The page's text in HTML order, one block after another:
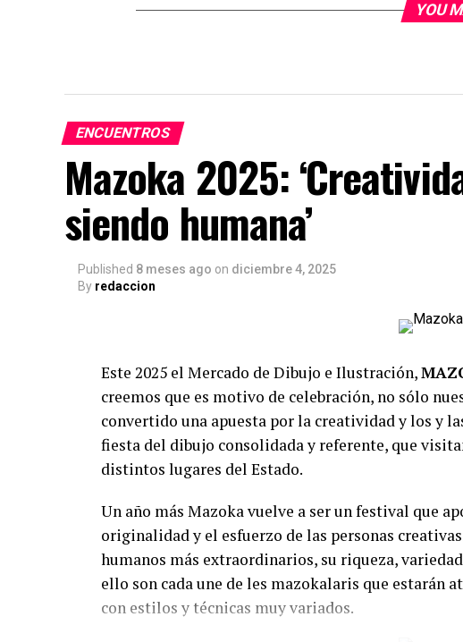
YOU
ENCUENTROS
Mazoka 2025:
siendo humana’
Published 8 meses ago on diciembre 4, 2025
By redaccion
Este 2025 el Mercado de Dibujo e Ilustración,
creemos que es motivo de celebración, no sólo
convertido una apuesta por la creatividad y los y
fiesta del dibujo consolidada y referente, que
distintos lugares del Estado.
Un año más Mazoka vuelve a ser un festival que
originalidad y el esfuerzo de las personas
humanos más extraordinarios, su riqueza,
ello son cada une de les mazokalaris que estarán
con estilos y técnicas muy variados.